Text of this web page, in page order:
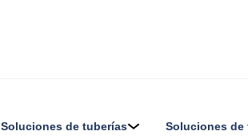
Soluciones de tuberías Soluciones de